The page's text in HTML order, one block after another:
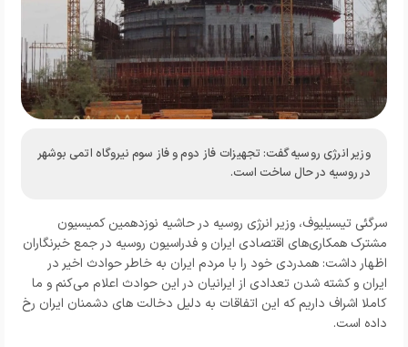
وزیر انرژی روسیه گفت: تجهیزات فاز دوم و فاز سوم نیروگاه اتمی بوشهر
در روسیه در حال ساخت است.
سرگئی تیسیلیوف، وزیر انرژی روسیه در حاشیه نوزدهمین کمیسیون
مشترک همکاری‌های اقتصادی ایران و فدراسیون روسیه در جمع خبرنگاران
اظهار داشت: همدردی خود را با مردم ایران به خاطر حوادث اخیر در
ایران و کشته شدن تعدادی از ایرانیان در این حوادث اعلام می‌کنم و ما
کاملا اشراف داریم که این اتفاقات به دلیل دخالت های دشمنان ایران رخ
داده است.